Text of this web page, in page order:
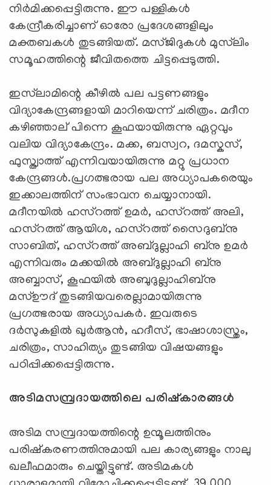
നിര്‍മിക്കപ്പെട്ടിരുന്നു. ഈ പള്ളികള്‍
കേന്ദ്രീകരിച്ചാണ് ഓരോ പ്രദേശങ്ങളിലും
മക്തബകള്‍ തുടങ്ങിയത്. മസ്ജിദുകള്‍ മുസ്‌ലിം
സമൂഹത്തിന്റെ ജീവിതത്തെ ചിട്ടപ്പെടുത്തി.
ഇസ്‌ലാമിന്റെ കീഴില്‍ പല പട്ടണങ്ങളും
വിദ്യാകേന്ദ്രങ്ങളായി മാറിയെന്ന് ചരിത്രം. മദീന
കഴിഞ്ഞാല് പിന്നെ കൂഫയായിരുന്നു ഏറ്റവും
വലിയ വിദ്യാകേന്ദ്രം. മക്ക, ബസ്വറ, ദമസ്കസ്,
ഫുസ്ത്വാത്ത് എന്നിവയായിരുന്നു മറ്റു പ്രധാന
കേന്ദ്രങ്ങള്‍.പ്രഗത്ഭരായ പല അധ്യാപകരെയും
ഇക്കാലത്തിന് സംഭാവന ചെയ്യാനായി.
മദീനയില്‍ ഹസ്റത്ത് ഉമര്‍, ഹസ്റത്ത് അലി,
ഹസ്റത്ത് ആയിശ, ഹസ്റത്ത് സൈദുബ്നു
സാബിത്, ഹസ്റത്ത് അബ്ദുല്ലാഹി ബ്നു ഉമര്‍
എന്നിവരും മക്കയില്‍ അബ്ദുല്ലാഹി ബ്നു
അബ്ബാസ്, കൂഫയില്‍ അബുദുല്ലാഹിബ്നു
മസ്ഊദ് തുടങ്ങിയവരെല്ലാമായിരുന്നു
പ്രഗത്ഭരായ അധ്യാപകര്‍. ഇവരുടെ
ദര്‍സുകളില്‍ ഖുര്‍ആന്‍, ഹദീസ്, ഭാഷാശാസ്ത്രം,
ചരിത്രം, സാഹിത്യം തുടങ്ങിയ വിഷയങ്ങളും
പഠിപ്പിക്കപ്പെട്ടിരുന്നു.
അടിമസമ്പ്രദായത്തിലെ പരിഷ്കാരങ്ങള്‍
അടിമ സമ്പ്രദായത്തിന്റെ ഉന്മൂലത്തിനും
പരിഷ്കരണത്തിനുമായി പല കാര്യങ്ങളും നാലു
ഖലീഫമാരും ചെയ്തിട്ടുണ്ട്. അടിമകള്‍